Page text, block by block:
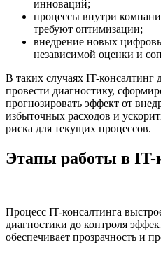
инноваций;
процессы внутри
требуют оптимизации;
внедрение новых
независимой оценки и
В таких случаях IT-консалтинг
провести диагностику,
прогнозировать эффект от
избыточных расходов и
риска для текущих процессов.
Этапы работы в IT-
Процесс IT-консалтинга
диагностики до контроля
обеспечивает прозрачность и